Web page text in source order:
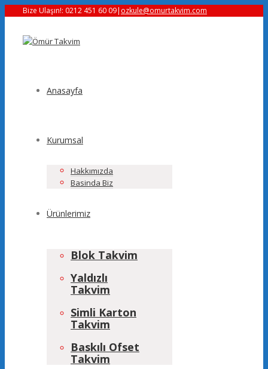
Bize Ulaşın!: 0212 451 60 09| ozkule@omurtakvim.com
Anasayfa
Kurumsal
Hakkımızda
Basinda Biz
Ürünlerimiz
Blok Takvim
Yaldızlı
Takvim
Simli Karton
Takvim
Baskılı Ofset
Takvim